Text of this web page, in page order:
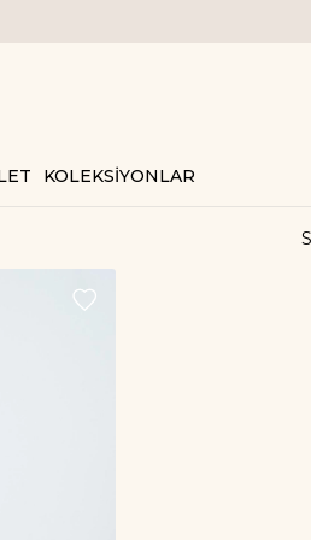
KOLEKSİYONLAR